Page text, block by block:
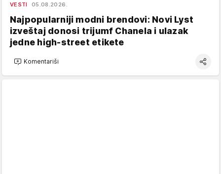
VESTI 05.08.2026.
Najpopularniji modni brendovi: Novi Lyst
izveštaj donosi trijumf Chanela i ulazak
jedne high-street etikete
Komentariši